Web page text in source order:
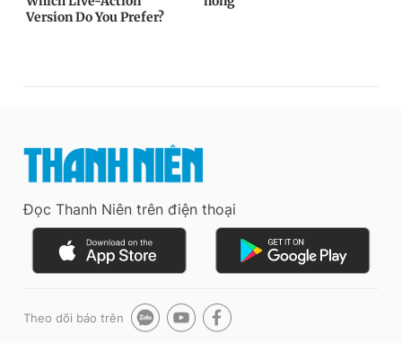
Đọc Thanh Niên trên điện thoại
Theo dõi báo trên